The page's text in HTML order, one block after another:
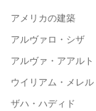
アメリカの建築
アルヴァロ・シザ
アルヴァ・アアルト
ウイリアム・メレ
ザハ・ハディド